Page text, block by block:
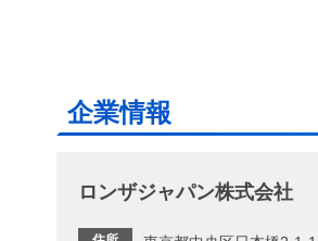
企業情報
ロンザジャパン株式会社